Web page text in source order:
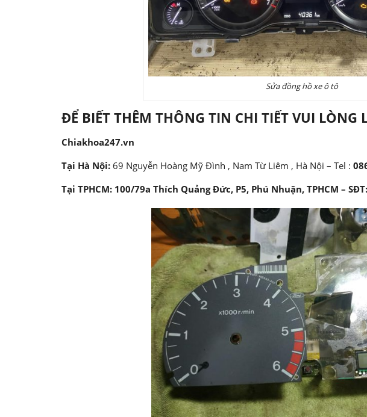
Sửa đồng hồ xe ô tô
ĐỂ BIẾT THÊM THÔNG TIN CHI TIẾT VUI LÒNG
Chiakhoa247.vn
Tại Hà Nội: 69 Nguyễn Hoàng Mỹ Đình , Nam Từ Liêm , Hà Nội – Tel :
Tại TPHCM: 100/79a Thích Quảng Đức, P5, Phú Nhuận, TPHCM – SĐT: